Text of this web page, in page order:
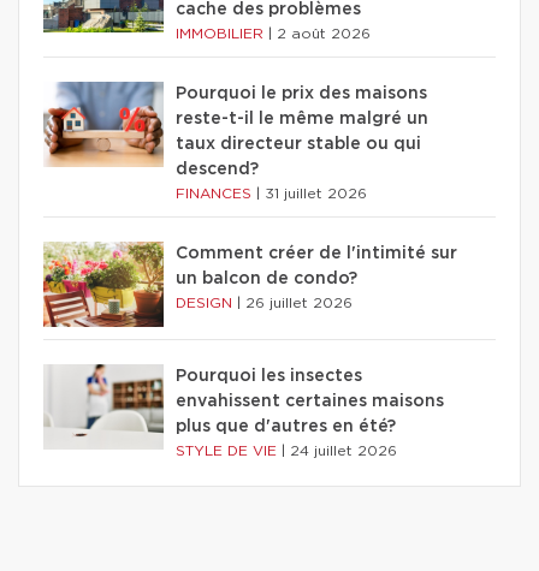
cache des problèmes
IMMOBILIER 2 août 2026
Pourquoi le prix des maisons
reste-t-il le même malgré un
taux directeur stable ou qui
descend?
FINANCES 31 juillet 2026
Comment créer de l'intimité sur
un balcon de condo?
DESIGN 26 juillet 2026
Pourquoi les insectes
envahissent certaines maisons
plus que d'autres en été?
STYLE DE VIE 24 juillet 2026